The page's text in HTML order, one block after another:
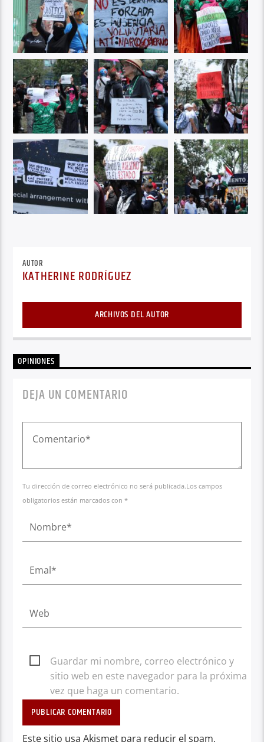
AUTOR
KATHERINE RODRÍGUEZ
ARCHIVOS DEL AUTOR
OPINIONES
DEJA UN COMENTARIO
Tu dirección de correo electrónico no será publicada.Los campos
obligatorios están marcados con *
Guardar mi nombre, correo electrónico y
sitio web en este navegador para la próxima
vez que haga un comentario.
Este sitio usa Akismet para reducir el spam.